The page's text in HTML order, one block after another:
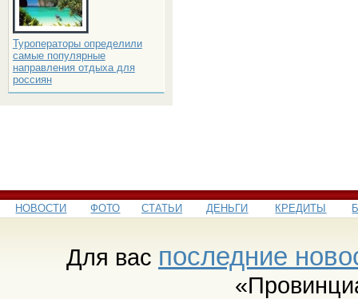
Туроператоры определили
самые популярные
направления отдыха для
россиян
НОВОСТИ ФОТО СТАТЬИ ДЕНЬГИ КРЕДИТЫ
Для вас последние